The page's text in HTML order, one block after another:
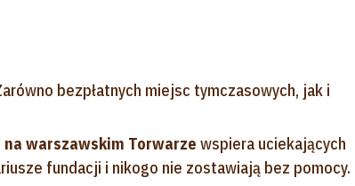
bezpłatnych miejsc tymczasowych, jak i
warszawskim Torwarze wspiera uciekających
fundacji i nikogo nie zostawiają bez pomocy.